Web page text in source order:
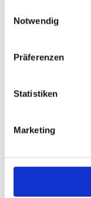
Notwendig
Präferenzen
Statistiken
Marketing